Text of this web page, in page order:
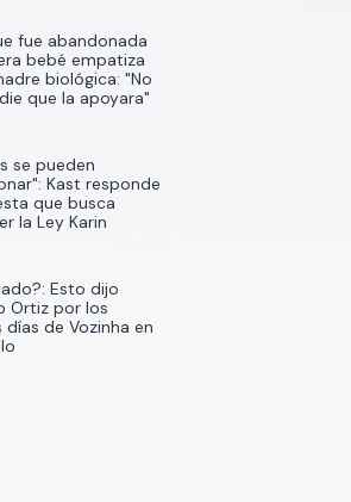
fue abandonada
bebé empatiza
biológica: "No
que la apoyara"
se pueden
Kast responde
que busca
la Ley Karin
Esto dijo
Ortiz por los
de Vozinha en